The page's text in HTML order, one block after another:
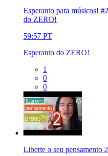
Esperanto para músicos!
do ZERO!
59:57 PT
Esperanto do ZERO!
1
0
0
Liberte o seu pensamento